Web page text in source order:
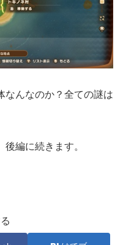
なんなのか？全ての謎は
編に続きます。